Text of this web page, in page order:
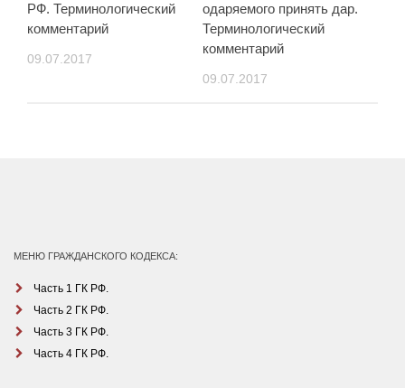
РФ. Терминологический
комментарий
09.07.2017
одаряемого принять дар.
Терминологический
комментарий
09.07.2017
МЕНЮ ГРАЖДАНСКОГО КОДЕКСА:
Часть 1 ГК РФ.
Часть 2 ГК РФ.
Часть 3 ГК РФ.
Часть 4 ГК РФ.